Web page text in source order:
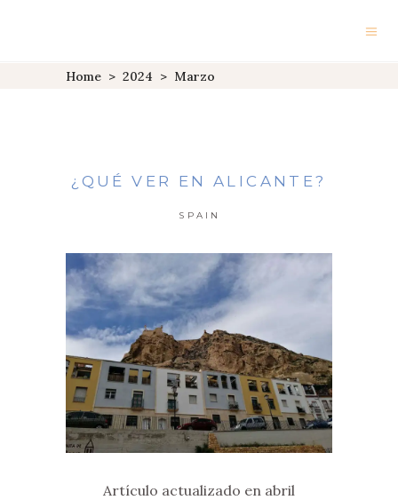
Home > 2024 > Marzo
¿QUÉ VER EN ALICANTE?
SPAIN
Artículo actualizado en abril